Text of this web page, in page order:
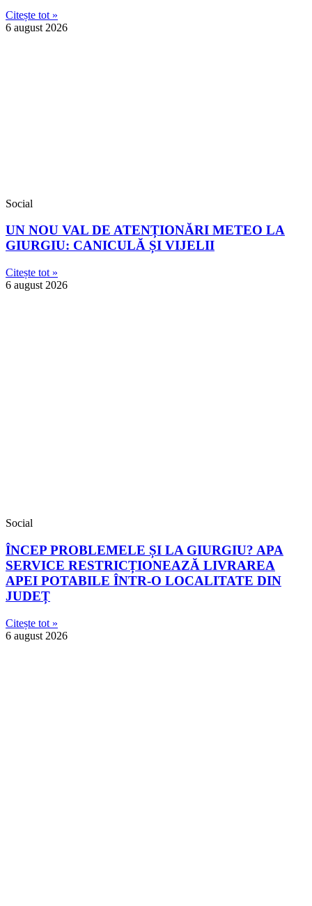
Citește tot »
6 august 2026
Social
UN NOU VAL DE ATENȚIONĂRI METEO LA
GIURGIU: CANICULĂ ȘI VIJELII
Citește tot »
6 august 2026
Social
ÎNCEP PROBLEMELE ȘI LA GIURGIU? APA
SERVICE RESTRICȚIONEAZĂ LIVRAREA
APEI POTABILE ÎNTR-O LOCALITATE DIN
JUDEȚ
Citește tot »
6 august 2026